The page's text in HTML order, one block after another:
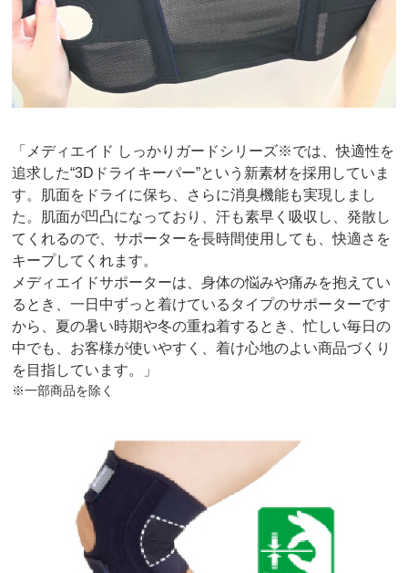
「メディエイド しっかりガードシリーズ※では、快適性を
追求した“3Dドライキーパー”という新素材を採用していま
す。肌面をドライに保ち、さらに消臭機能も実現しまし
た。肌面が凹凸になっており、汗も素早く吸収し、発散し
てくれるので、サポーターを長時間使用しても、快適さを
キープしてくれます。
メディエイドサポーターは、身体の悩みや痛みを抱えてい
るとき、一日中ずっと着けているタイプのサポーターです
から、夏の暑い時期や冬の重ね着するとき、忙しい毎日の
中でも、お客様が使いやすく、着け心地のよい商品づくり
を目指しています。」
※一部商品を除く